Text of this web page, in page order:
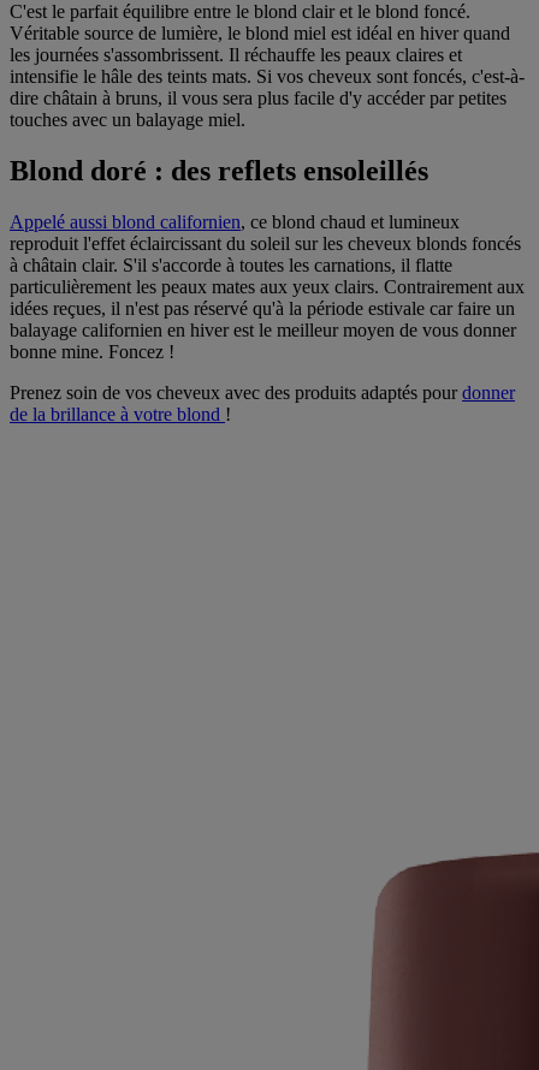
C'est le parfait équilibre entre le blond clair et le blond foncé.
Véritable source de lumière, le blond miel est idéal en hiver quand
les journées s'assombrissent. Il réchauffe les peaux claires et
intensifie le hâle des teints mats. Si vos cheveux sont foncés, c'est-à-
dire châtain à bruns, il vous sera plus facile d'y accéder par petites
touches avec un balayage miel.
Blond doré : des reflets ensoleillés
Appelé aussi blond californien, ce blond chaud et lumineux
reproduit l'effet éclaircissant du soleil sur les cheveux blonds foncés
à châtain clair. S'il s'accorde à toutes les carnations, il flatte
particulièrement les peaux mates aux yeux clairs. Contrairement aux
idées reçues, il n'est pas réservé qu'à la période estivale car faire un
balayage californien en hiver est le meilleur moyen de vous donner
bonne mine. Foncez !
Prenez soin de vos cheveux avec des produits adaptés pourdonner
de la brillance à votre blond !